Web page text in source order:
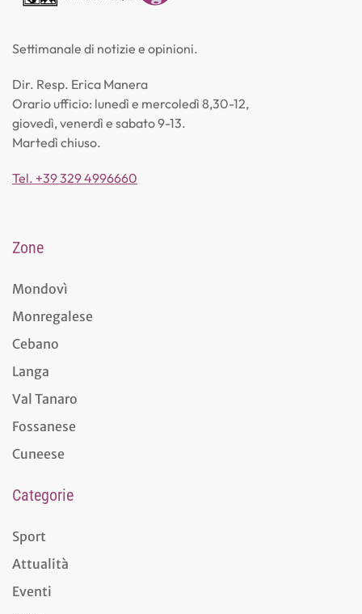
Settimanale di notizie e opinioni.
Dir. Resp. Erica Manera
Orario ufficio: lunedì e mercoledì 8,30-12,
giovedì, venerdì e sabato 9-13.
Martedì chiuso.
Tel. +39 329 4996660
Zone
Mondovì
Monregalese
Cebano
Langa
Val Tanaro
Fossanese
Cuneese
Categorie
Sport
Attualità
Eventi